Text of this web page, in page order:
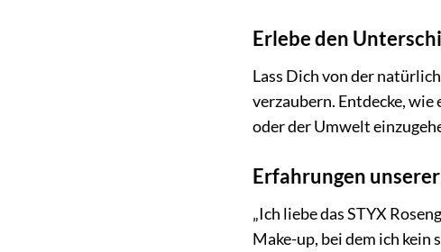
Erlebe den
Lass Dich von der
verzaubern. Entdecke,
oder der Umwelt
Erfahrungen
„Ich liebe das STYX
Make-up, bei dem ich kein